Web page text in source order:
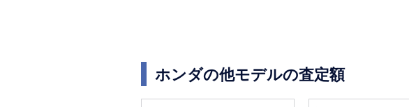
ホンダの他モデルの査定額